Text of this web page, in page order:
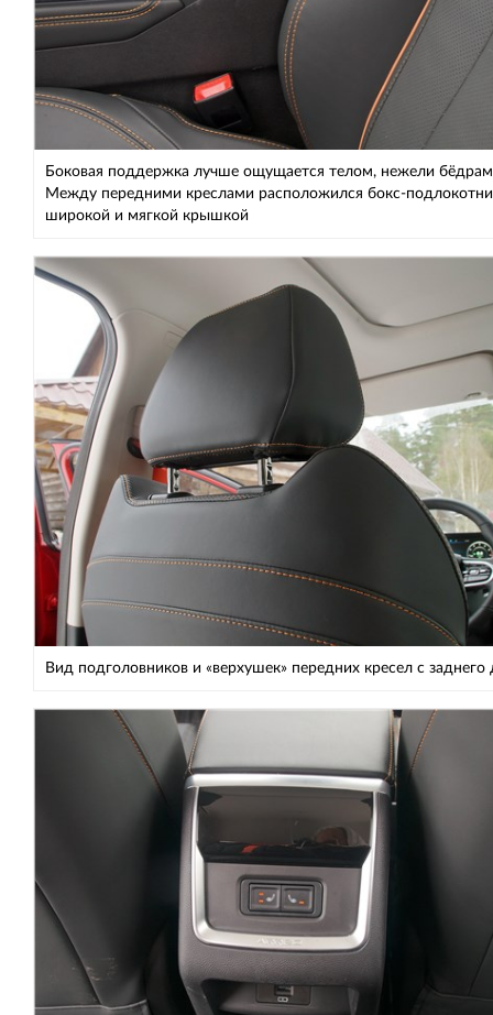
Боковая поддержка лучше ощущается телом, нежели
Между передними креслами расположился бокс-
широкой и мягкой крышкой
Вид подголовников и «верхушек» передних кресел с заднего